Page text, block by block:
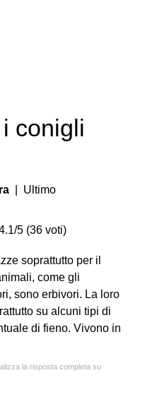
conigli
| Ultimo
5 (36 voti)
soprattutto per il
come gli
sono erbivori. La loro
su alcuni tipi di
di fieno. Vivono in
la risposta completa su